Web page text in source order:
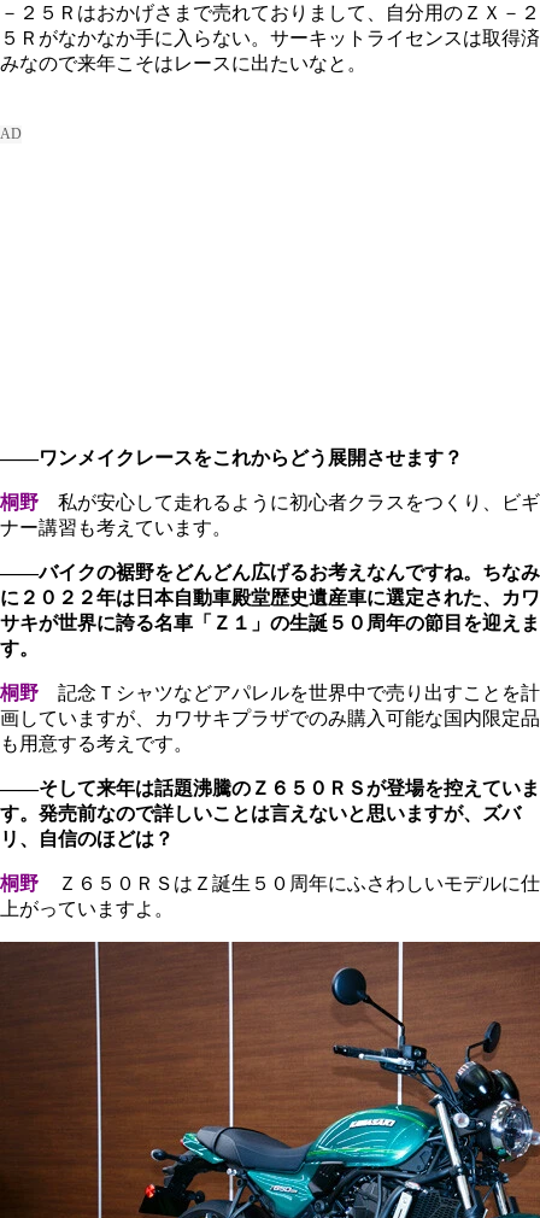
－２５Ｒはおかげさまで売れておりまして、自分用のＺＸ－２
５Ｒがなかなか手に入らない。サーキットライセンスは取得済
みなので来年こそはレースに出たいなと。
――ワンメイクレースをこれからどう展開させます？
桐野 私が安心して走れるように初心者クラスをつくり、ビギ
ナー講習も考えています。
――バイクの裾野をどんどん広げるお考えなんですね。ちなみ
に２０２２年は日本自動車殿堂歴史遺産車に選定された、カワ
サキが世界に誇る名車「Ｚ１」の生誕５０周年の節目を迎えま
す。
桐野 記念Ｔシャツなどアパレルを世界中で売り出すことを計
画していますが、カワサキプラザでのみ購入可能な国内限定品
も用意する考えです。
――そして来年は話題沸騰のＺ６５０ＲＳが登場を控えていま
す。発売前なので詳しいことは言えないと思いますが、ズバ
リ、自信のほどは？
桐野 Ｚ６５０ＲＳはＺ誕生５０周年にふさわしいモデルに仕
上がっていますよ。